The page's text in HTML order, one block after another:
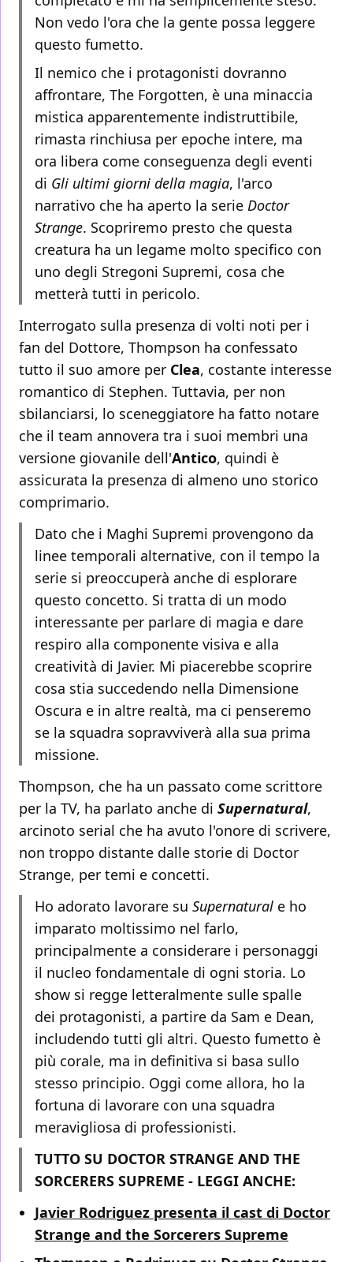
Non vedo l'ora che la gente possa leggere
questo fumetto.
Il nemico che i protagonisti dovranno
affrontare, The Forgotten, è una minaccia
mistica apparentemente indistruttibile,
rimasta rinchiusa per epoche intere, ma
ora libera come conseguenza degli eventi
di Gli ultimi giorni della magia, l'arco
narrativo che ha aperto la serie Doctor
Strange. Scopriremo presto che questa
creatura ha un legame molto specifico con
uno degli Stregoni Supremi, cosa che
metterà tutti in pericolo.
Interrogato sulla presenza di volti noti per i
fan del Dottore, Thompson ha confessato
tutto il suo amore per Clea, costante interesse
romantico di Stephen. Tuttavia, per non
sbilanciarsi, lo sceneggiatore ha fatto notare
che il team annovera tra i suoi membri una
versione giovanile dell'Antico, quindi è
assicurata la presenza di almeno uno storico
comprimario.
Dato che i Maghi Supremi provengono da
linee temporali alternative, con il tempo la
serie si preoccuperà anche di esplorare
questo concetto. Si tratta di un modo
interessante per parlare di magia e dare
respiro alla componente visiva e alla
creatività di Javier. Mi piacerebbe scoprire
cosa stia succedendo nella Dimensione
Oscura e in altre realtà, ma ci penseremo
se la squadra sopravviverà alla sua prima
missione.
Thompson, che ha un passato come scrittore
per la TV, ha parlato anche di Supernatural,
arcinoto serial che ha avuto l'onore di scrivere,
non troppo distante dalle storie di Doctor
Strange, per temi e concetti.
Ho adorato lavorare su Supernatural e ho
imparato moltissimo nel farlo,
principalmente a considerare i personaggi
il nucleo fondamentale di ogni storia. Lo
show si regge letteralmente sulle spalle
dei protagonisti, a partire da Sam e Dean,
includendo tutti gli altri. Questo fumetto è
più corale, ma in definitiva si basa sullo
stesso principio. Oggi come allora, ho la
fortuna di lavorare con una squadra
meravigliosa di professionisti.
TUTTO SU DOCTOR STRANGE AND THE
SORCERERS SUPREME - LEGGI ANCHE:
Javier Rodriguez presenta il cast di Doctor
Strange and the Sorcerers Supreme